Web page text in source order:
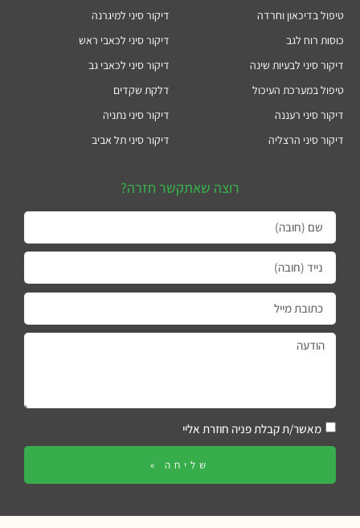
טיפול בדיכאון וחרדה
כוסות רוח לגב
דיקור סיני לבעיות שינה
טיפול במערכת העיכול
דיקור סיני רעננה
דיקור סיני הרצליה
דיקור סיני למיגרנה
דיקור סיני לכאבי ראש
דיקור סיני לכאבי גב
דלקת שקדים
דיקור סיני נתניה
דיקור סיני תל אביב
רוצה שאתקשר חזרה?
מאשר/ת קבלת פניה חוזרת אליי
שליחה »